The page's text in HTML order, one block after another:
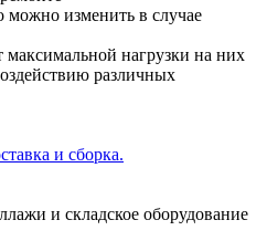
можно изменить в случае
максимальной нагрузки на них
различных
и сборка.
и складское оборудование